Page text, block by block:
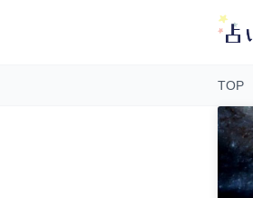
TOP